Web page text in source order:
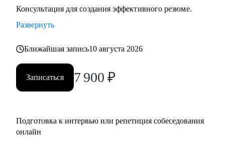
Консультация для создания эффективного резюме.
Развернуть
Ближайшая запись10 августа 2026
Записаться 7 900 ₽
Подготовка к интервью или репетиция собеседования
онлайн